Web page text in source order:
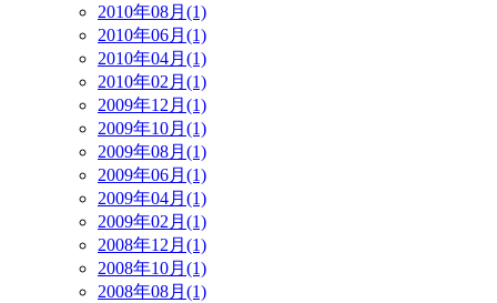
2010年08月(1)
2010年06月(1)
2010年04月(1)
2010年02月(1)
2009年12月(1)
2009年10月(1)
2009年08月(1)
2009年06月(1)
2009年04月(1)
2009年02月(1)
2008年12月(1)
2008年10月(1)
2008年08月(1)